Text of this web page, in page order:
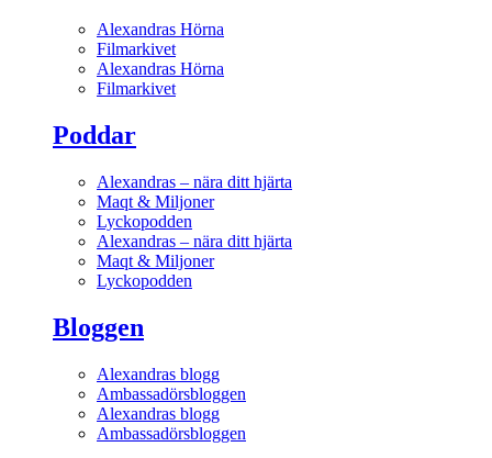
Alexandras Hörna
Filmarkivet
Alexandras Hörna
Filmarkivet
Poddar
Alexandras – nära ditt hjärta
Maqt & Miljoner
Lyckopodden
Alexandras – nära ditt hjärta
Maqt & Miljoner
Lyckopodden
Bloggen
Alexandras blogg
Ambassadörsbloggen
Alexandras blogg
Ambassadörsbloggen